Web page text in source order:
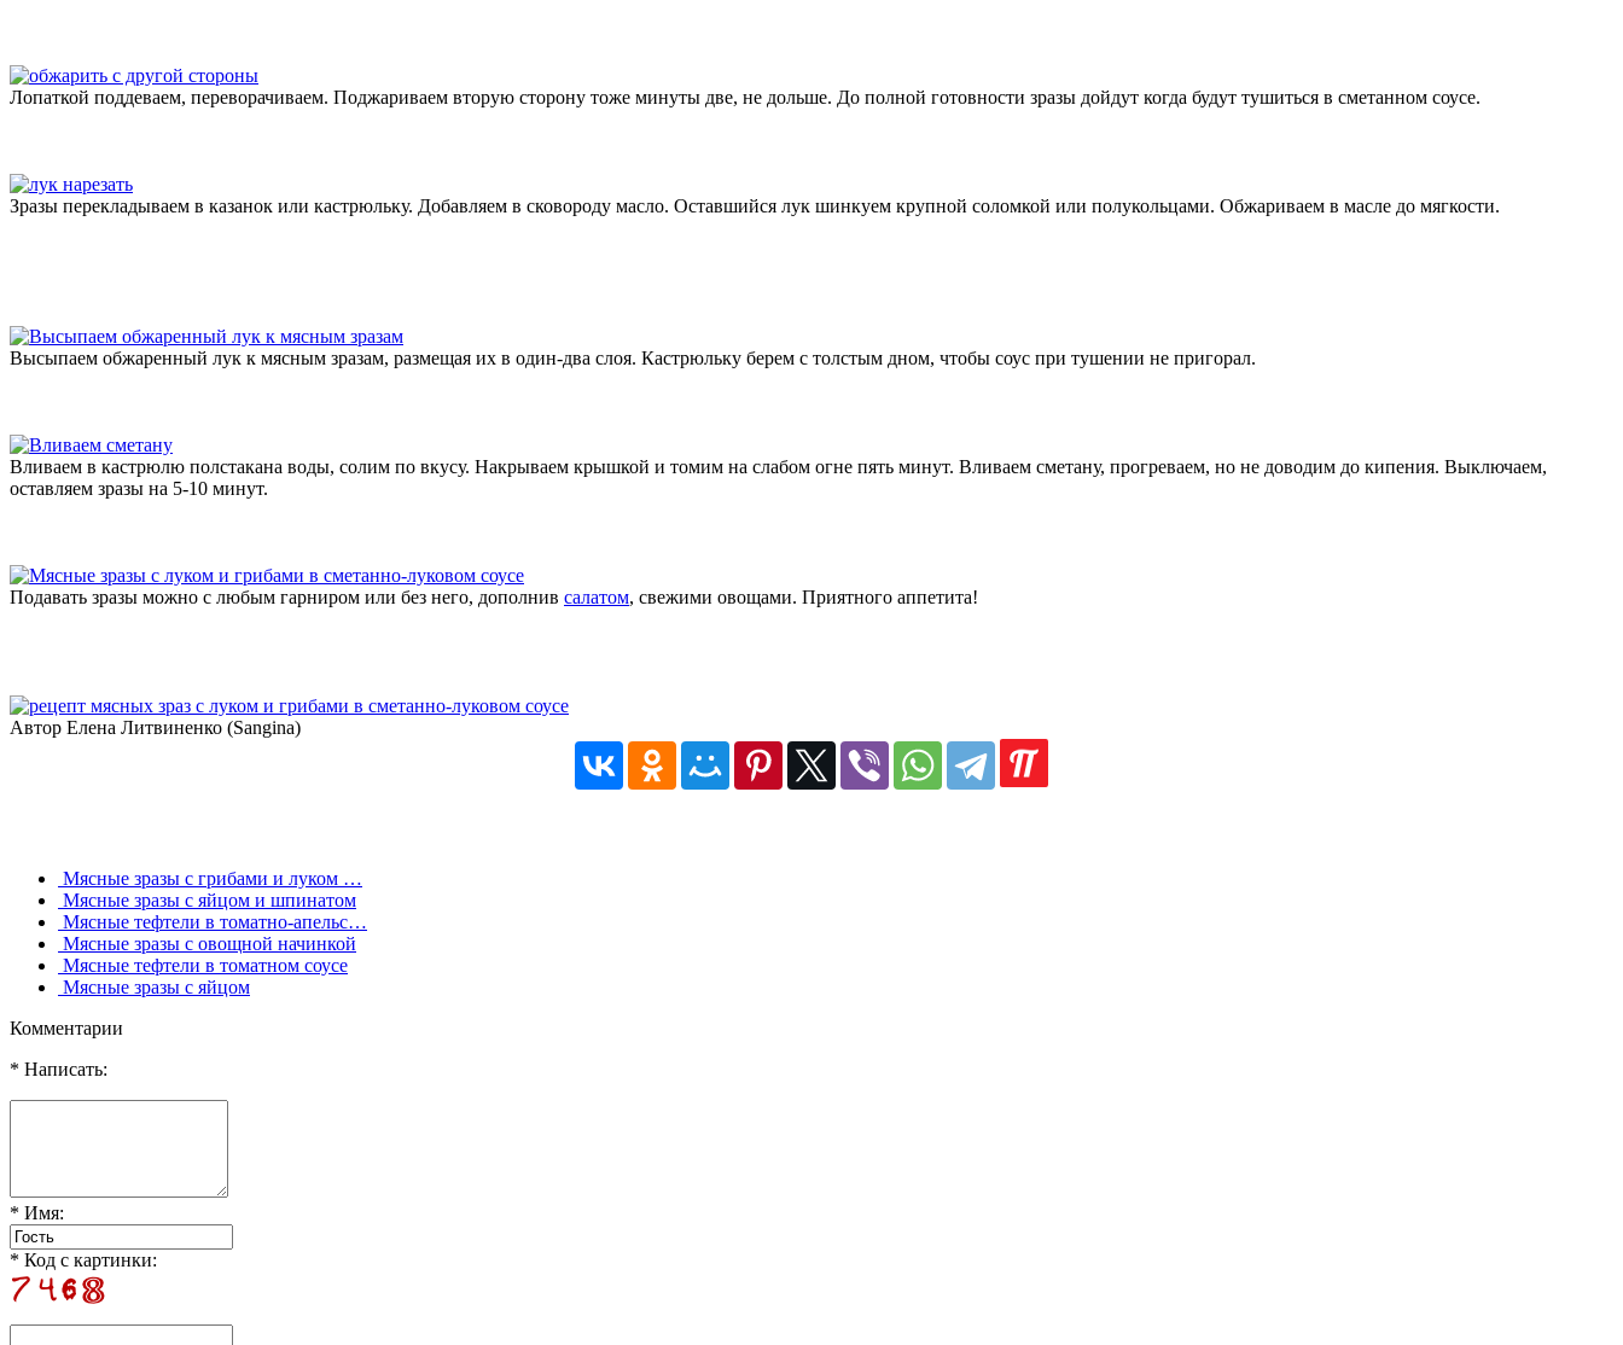
Лопаткой поддеваем, переворачиваем. Поджариваем вторую сторону тоже минуты две, не дольше. До полной готовности зразы дойдут когда будут тушиться в сметанном соусе.
Зразы перекладываем в казанок или кастрюльку. Добавляем в сковороду масло. Оставшийся лук шинкуем крупной соломкой или полукольцами. Обжариваем в масле до мягкости.
Высыпаем обжаренный лук к мясным зразам, размещая их в один-два слоя. Кастрюльку берем с толстым дном, чтобы соус при тушении не пригорал.
Вливаем в кастрюлю полстакана воды, солим по вкусу. Накрываем крышкой и томим на слабом огне пять минут. Вливаем сметану, прогреваем, но не доводим до кипения. Выключаем,
оставляем зразы на 5-10 минут.
Подавать зразы можно с любым гарниром или без него, дополнив салатом, свежими овощами. Приятного аппетита!
Автор Елена Литвиненко (Sangina)
Мясные зразы с грибами и луком …
Мясные зразы с яйцом и шпинатом
Мясные тефтели в томатно-апельс…
Мясные зразы с овощной начинкой
Мясные тефтели в томатном соусе
Мясные зразы с яйцом
Комментарии
* Написать:
* Имя:
* Код с картинки: